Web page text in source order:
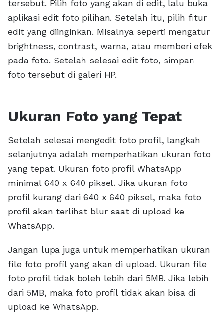
tersebut. Pilih foto yang akan di edit, lalu buka
aplikasi edit foto pilihan. Setelah itu, pilih fitur
edit yang diinginkan. Misalnya seperti mengatur
brightness, contrast, warna, atau memberi efek
pada foto. Setelah selesai edit foto, simpan
foto tersebut di galeri HP.
Ukuran Foto yang Tepat
Setelah selesai mengedit foto profil, langkah
selanjutnya adalah memperhatikan ukuran foto
yang tepat. Ukuran foto profil WhatsApp
minimal 640 x 640 piksel. Jika ukuran foto
profil kurang dari 640 x 640 piksel, maka foto
profil akan terlihat blur saat di upload ke
WhatsApp.
Jangan lupa juga untuk memperhatikan ukuran
file foto profil yang akan di upload. Ukuran file
foto profil tidak boleh lebih dari 5MB. Jika lebih
dari 5MB, maka foto profil tidak akan bisa di
upload ke WhatsApp.